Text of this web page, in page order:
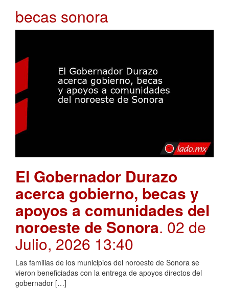
becas sonora
El Gobernador Durazo
acerca gobierno, becas y
apoyos a comunidades del
noroeste de Sonora. 02 de
Julio, 2026 13:40
Las familias de los municipios del noroeste de Sonora se
vieron beneficiadas con la entrega de apoyos directos del
gobernador […]